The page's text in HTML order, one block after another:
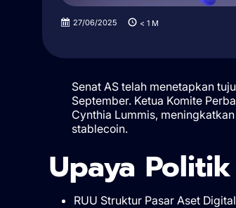
27/06/2025 < 1 M
Senat AS telah menetapkan
September. Ketua Komite
Cynthia Lummis,
stablecoin.
Upaya
RUU Struktur Pasar Aset